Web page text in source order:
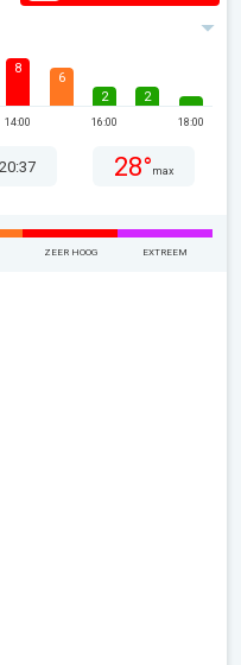
8
14:00
6
2
16:00
2
18:00
20:37 28° max
ZEER HOOG EXTREEM